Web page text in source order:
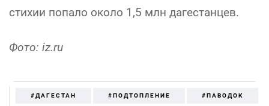
стихии попало около 1,5 млн дагестанцев.
Фото: iz.ru
#ДАГЕСТАН #ПОДТОПЛЕНИЕ #ПАВОДОК